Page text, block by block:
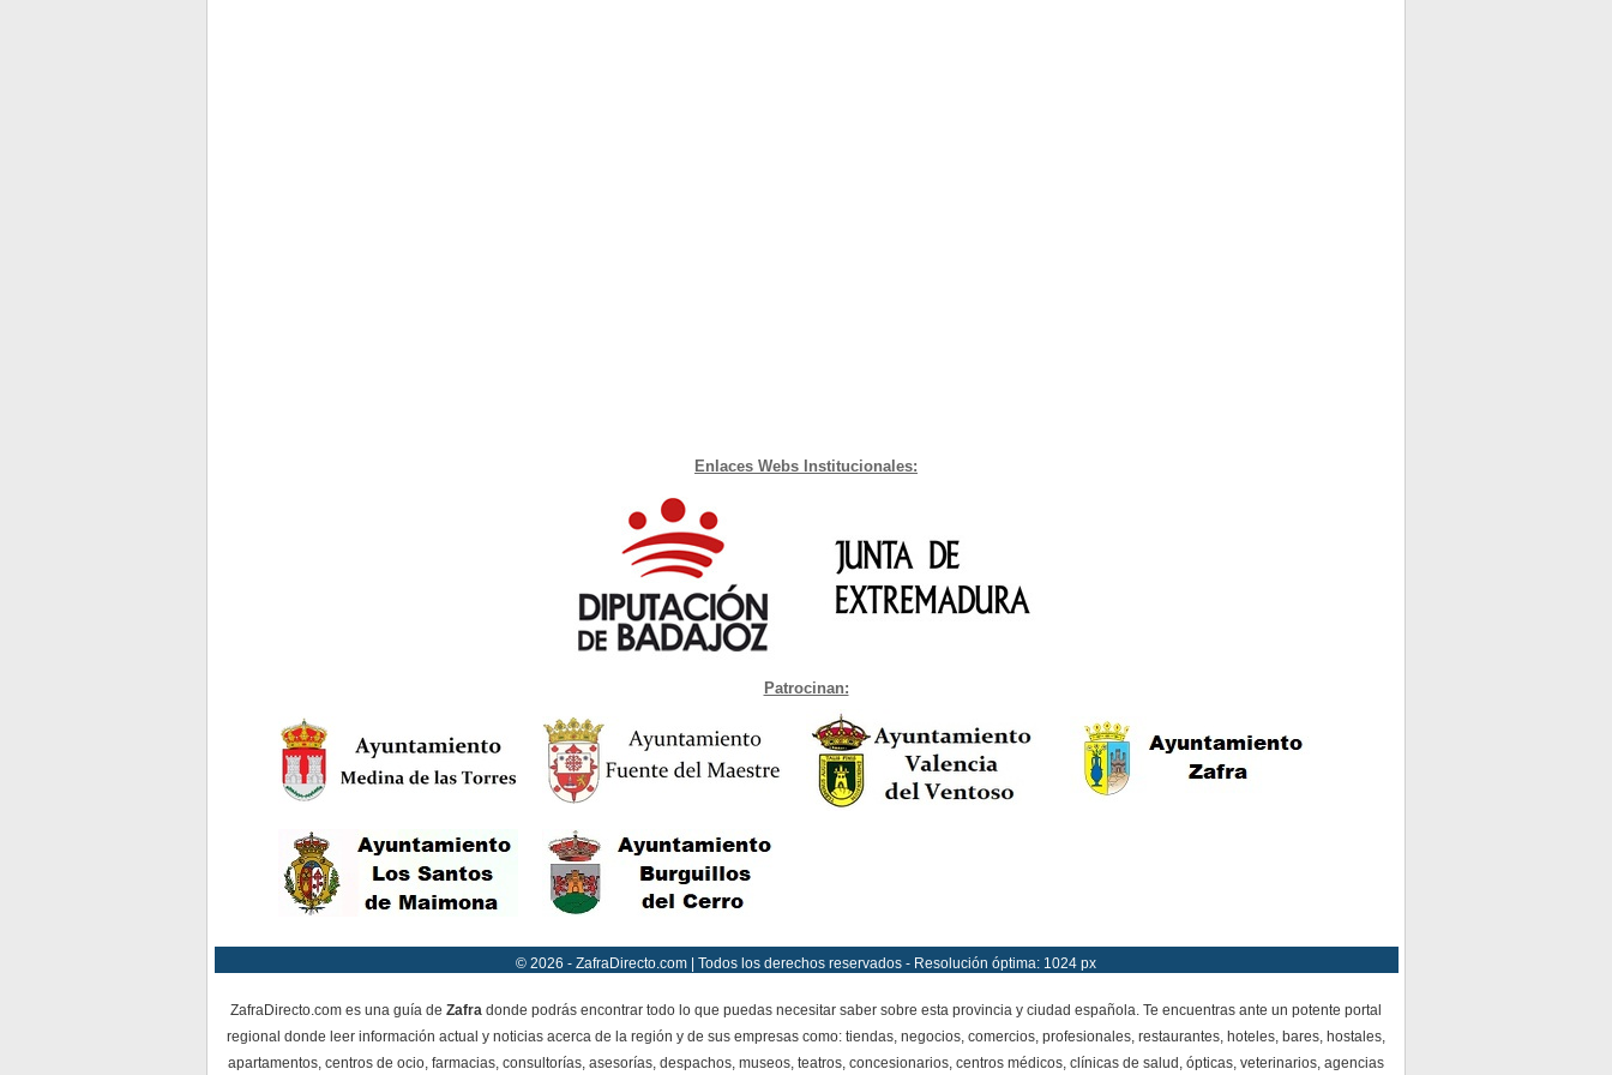
Enlaces Webs Institucionales:
Patrocinan:
© 2026 - ZafraDirecto.com | Todos los derechos reservados - Resolución óptima: 1024 px
ZafraDirecto.com es una guía de Zafra donde podrás encontrar todo lo que puedas necesitar saber sobre esta provincia y ciudad española. Te encuentras ante un potente portal
regional donde leer información actual y noticias acerca de la región y de sus empresas como: tiendas, negocios, comercios, profesionales, restaurantes, hoteles, bares, hostales,
apartamentos, centros de ocio, farmacias, consultorías, asesorías, despachos, museos, teatros, concesionarios, centros médicos, clínicas de salud, ópticas, veterinarios, agencias